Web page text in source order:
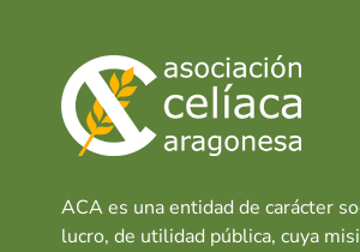
ACA es una entidad de carácter
lucro, de utilidad pública, cuya